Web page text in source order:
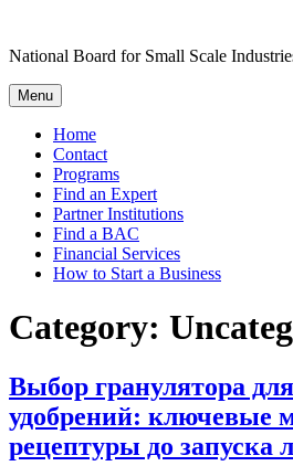
content
National Board for Small Scale
Menu
Home
Contact
Programs
Find an Expert
Partner Institutions
Find a BAC
Financial Services
How to Start a Business
Category:
Выбор гранулятора
удобрений: ключевые
рецептуры до запуска